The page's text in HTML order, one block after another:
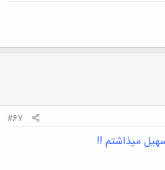
#67
میذاشتم !!